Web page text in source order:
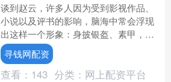
谈到赵云，许多人因为受到影视作品、
小说以及评书的影响，脑海中常会浮现
出这样一个形象：身披银盔、素甲，手
握长枪，骑在白马上，仿佛一个威风凛
凛、面容俊美的“玉面将军....
寻钱网配资
查看： 143 分类： 网上配资平台